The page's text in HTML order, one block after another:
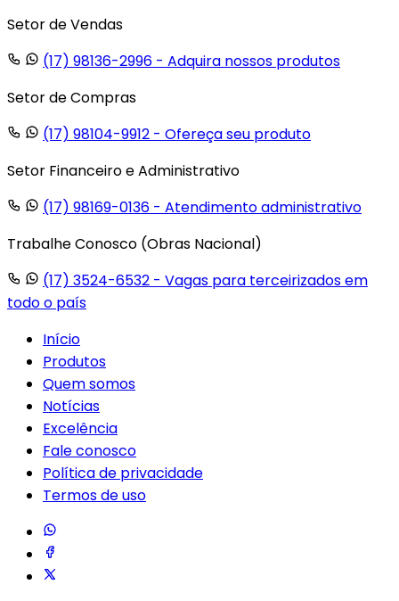
Setor de Vendas
(17) 98136-2996 - Adquira nossos produtos
Setor de Compras
(17) 98104-9912 - Ofereça seu produto
Setor Financeiro e Administrativo
(17) 98169-0136 - Atendimento administrativo
Trabalhe Conosco (Obras Nacional)
(17) 3524-6532 - Vagas para terceirizados em
todo o país
Início
Produtos
Quem somos
Notícias
Excelência
Fale conosco
Política de privacidade
Termos de uso